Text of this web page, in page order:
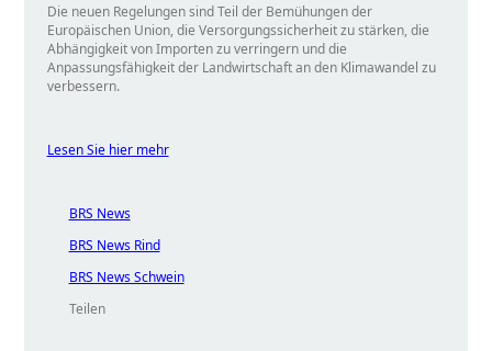
Die neuen Regelungen sind Teil der Bemühungen der
Europäischen Union, die Versorgungssicherheit zu stärken, die
Abhängigkeit von Importen zu verringern und die
Anpassungsfähigkeit der Landwirtschaft an den Klimawandel zu
verbessern.
Lesen Sie hier mehr
BRS News
BRS News Rind
BRS News Schwein
Teilen